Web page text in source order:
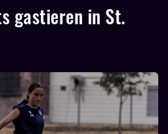
gastieren in St.